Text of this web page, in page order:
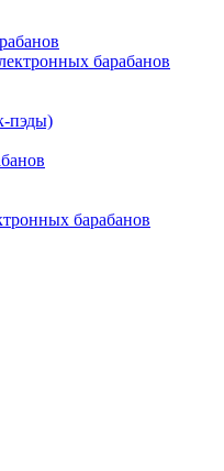
барабанов
пэды)
барабанов